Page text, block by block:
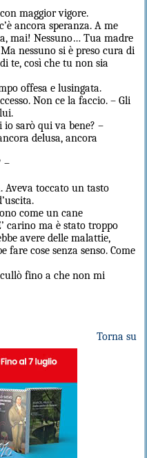
maggior vigore.
ancora speranza. A me
mai! Nessuno… Tua madre
nessuno si è preso cura di
te, così che tu non sia
offesa e lusingata.
Non ce la faccio. – Gli
io sarò qui va bene? –
delusa, ancora
–
Aveva toccato un tasto
come un cane
carino ma è stato troppo
avere delle malattie,
fare cose senza senso. Come
fino a che non mi
Torna su